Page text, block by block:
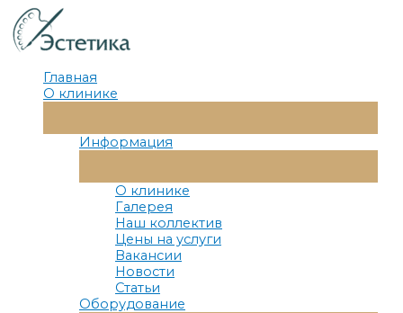
Перейти
к
содержимому
Главная
О клинике
Меню
Информация
Меню
О клинике
Галерея
Наш коллектив
Цены на услуги
Вакансии
Новости
Статьи
Оборудование